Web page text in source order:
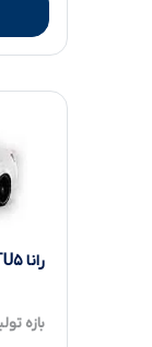
رانا LX TU۵
بازه